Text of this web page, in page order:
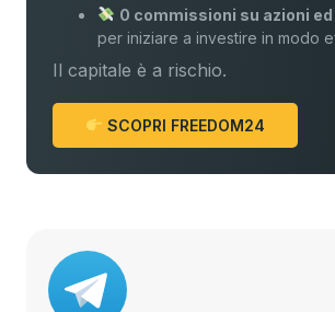
0 commissioni su azioni ed
per iniziare a investire in modo
Il capitale è a rischio.
SCOPRI FREEDOM24